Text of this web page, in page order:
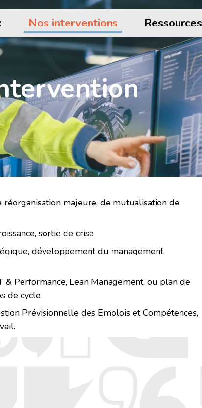
Nos interventions Ressources
réorganisation majeure, de mutualisation de
sortie de crise
développement du management,
& Performance, Lean Management, ou plan de
de cycle
Prévisionnelle des Emplois et Compétences,